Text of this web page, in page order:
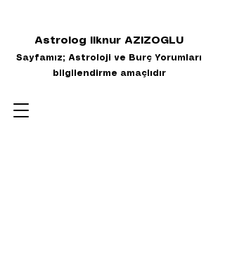
Astrolog Ilknur AZIZOGLU
Sayfamız; Astroloji ve Burç Yorumları
bilgilendirme amaçlıdır